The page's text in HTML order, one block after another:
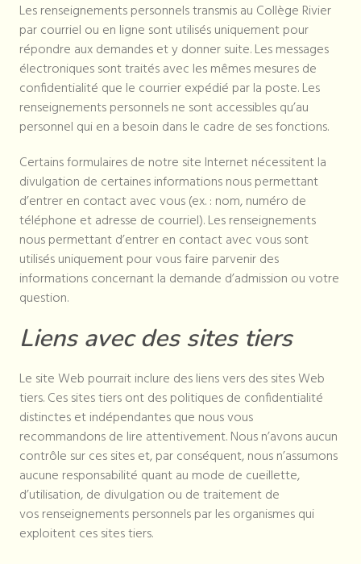
Les renseignements personnels transmis au Collège Rivier
par courriel ou en ligne sont utilisés uniquement pour
répondre aux demandes et y donner suite. Les messages
électroniques sont traités avec les mêmes mesures de
confidentialité que le courrier expédié par la poste. Les
renseignements personnels ne sont accessibles qu’au
personnel qui en a besoin dans le cadre de ses fonctions.
Certains formulaires de notre site Internet nécessitent la
divulgation de certaines informations nous permettant
d’entrer en contact avec vous (ex. : nom, numéro de
téléphone et adresse de courriel). Les renseignements
nous permettant d’entrer en contact avec vous sont
utilisés uniquement pour vous faire parvenir des
informations concernant la demande d’admission ou votre
question.
Liens avec des sites tiers
Le site Web pourrait inclure des liens vers des sites Web
tiers. Ces sites tiers ont des politiques de confidentialité
distinctes et indépendantes que nous vous
recommandons de lire attentivement. Nous n’avons aucun
contrôle sur ces sites et, par conséquent, nous n’assumons
aucune responsabilité quant au mode de cueillette,
d’utilisation, de divulgation ou de traitement de
vos renseignements personnels par les organismes qui
exploitent ces sites tiers.